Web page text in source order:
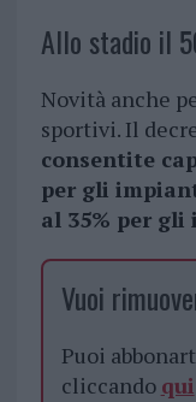
Allo stadio il
Novità anche
sportivi. Il
consentite
per gli
al 35% per
Vuoi
Puoi
cliccando qui